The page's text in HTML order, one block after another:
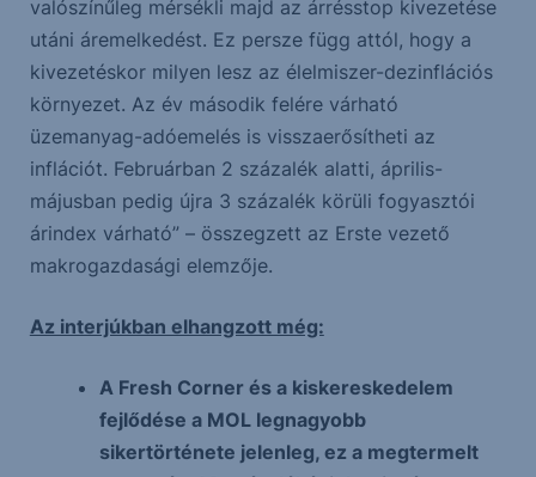
valószínűleg mérsékli majd az árrésstop kivezetése
utáni áremelkedést. Ez persze függ attól, hogy a
kivezetéskor milyen lesz az élelmiszer-dezinflációs
környezet. Az év második felére várható
üzemanyag-adóemelés is visszaerősítheti az
inflációt. Februárban 2 százalék alatti, április-
májusban pedig újra 3 százalék körüli fogyasztói
árindex várható” – összegzett az Erste vezető
makrogazdasági elemzője.
Az interjúkban elhangzott még:
A Fresh Corner és a kiskereskedelem
fejlődése a MOL legnagyobb
sikertörténete jelenleg, ez a megtermelt